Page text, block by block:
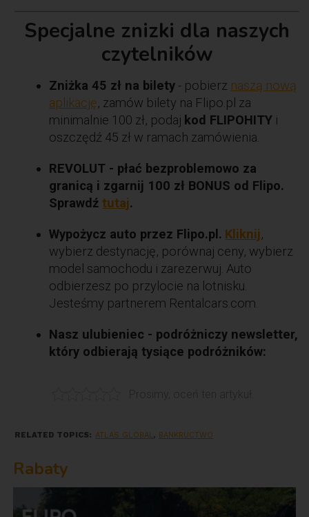
Specjalne znizki dla naszych
czytelników
Zniżka 45 zł na bilety - pobierz naszą nową
aplikację, zamów bilety na Flipo.pl za
minimalnie 100 zł, podaj kod FLIPOHITY i
oszczędź 45 zł w ramach zamówienia.
REVOLUT - płać bezproblemowo za
granicą i zgarnij 100 zł BONUS od Flipo.
Sprawdźtutaj.
Wypożycz auto przez Flipo.pl. Kliknij,
wybierz destynację, porównaj ceny, wybierz
model samochodu i zarezerwuj. Auto
odbierzesz po przylocie na lotnisku.
Jesteśmy partnerem Rentalcars.com.
Nasz ulubieniec - podróżniczy newsletter,
który odbierają tysiące podróżników:
RELATED TOPICS: ATLAS GLOBAL, BANKRUCTWO
Rabaty